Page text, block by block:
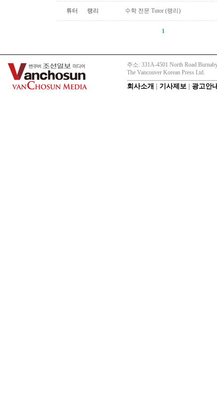
튜터 랭리 수학 전문 Tutor (랭리)
1
주소: 331A-4501 North Road
The Vancouver Korean Press Ltd.
회사소개 기사제보 광고안